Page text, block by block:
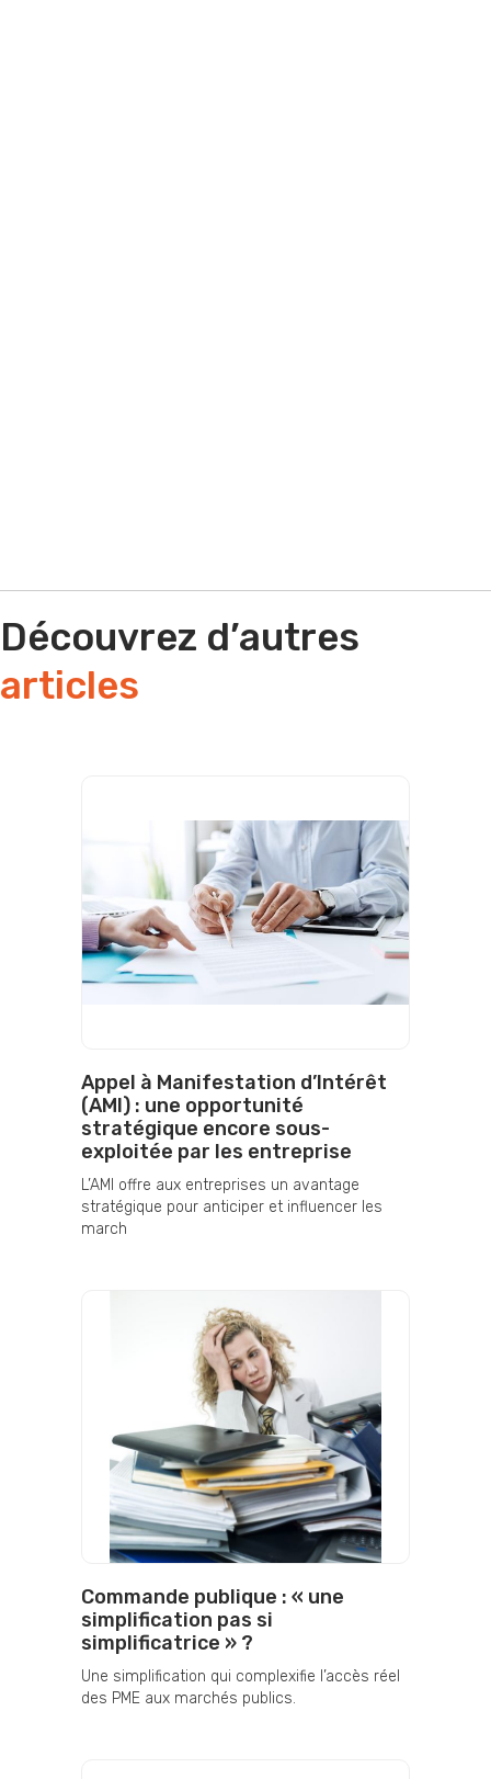
Découvrez d’autres
articles
Appel à Manifestation d’Intérêt
(AMI) : une opportunité
stratégique encore sous-
exploitée par les entreprise
L’AMI offre aux entreprises un avantage
stratégique pour anticiper et influencer les
march
Commande publique : « une
simplification pas si
simplificatrice » ?
Une simplification qui complexifie l’accès réel
des PME aux marchés publics.